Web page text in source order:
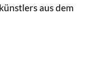
aus dem